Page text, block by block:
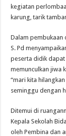
kegiatan
karung, tarik
Dalam pembukaan
S. Pd
peserta didik
memunculkan jiwa
“mari kita
seminggu dengan
Ditemui di
Kepala Sekolah
oleh Pembina dan